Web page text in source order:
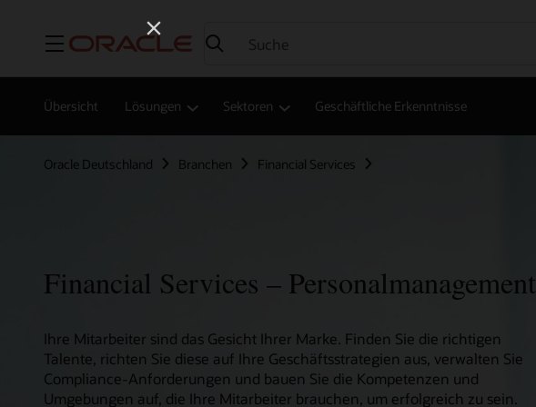
Menü
Übersicht Lösungen Sektoren Geschäftliche Erkenntnisse
Oracle Deutschland Branchen Financial Services
Financial Services – Personalmanagement
Ihre Mitarbeiter sind das Gesicht Ihrer Marke. Finden Sie die richtigen
Talente, richten Sie diese auf Ihre Geschäftsstrategien aus, verwalten Sie
Compliance-Anforderungen und bauen Sie die Kompetenzen und
Umgebungen auf, die Ihre Mitarbeiter brauchen, um erfolgreich zu sein.